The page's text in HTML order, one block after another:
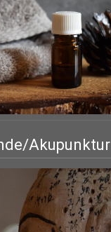
Akupunktur